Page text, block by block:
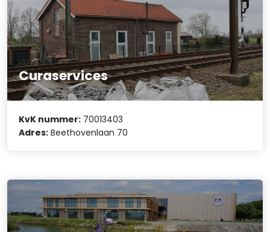
Curaservices
KvK nummer: 70013403
Adres: Beethovenlaan 70